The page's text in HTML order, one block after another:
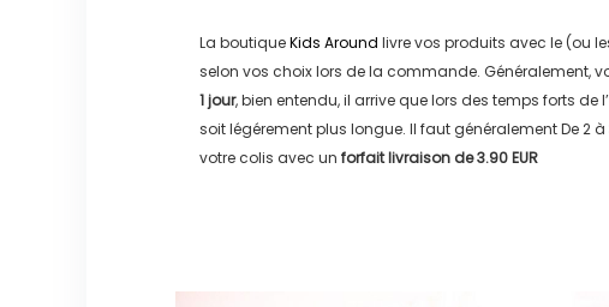
La boutiqueKids Around livre vos produits avec le (ou
selon vos choix lors de la commande. Généralement,
1 jour, bien entendu, il arrive que lors des temps forts de
soit légérement plus longue. Il faut généralementDe 2
votre colis avec un forfait livraison de3.90 EUR